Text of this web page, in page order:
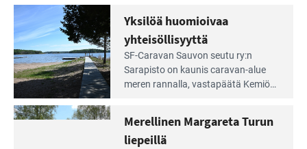
äärellä
ja
vehreän
virkistysalueen
laidalla
virkistysalueesta.
Lue
Leirintäoppaan
artikkeli:
Yksilöä
huomioivaa
yhteisöllisyyttä
Yksilöä huomioivaa
yhteisöllisyyttä
SF-Caravan Sauvon seutu ry:n
Sarapisto on kaunis caravan-alue
meren rannalla, vasta­päätä Kemiön
kymmenen paikkaa ilman sähköä.
Merellinen Margareta Turun
liepeillä